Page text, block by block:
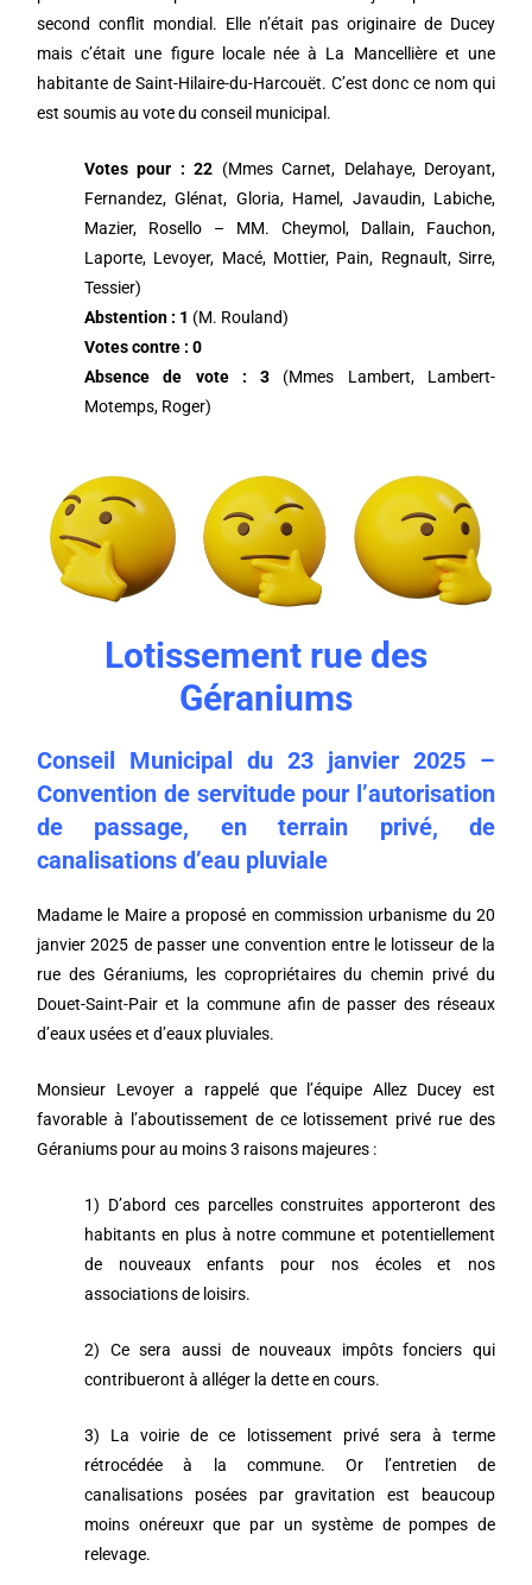
second conflit mondial. Elle n’était pas originaire de Ducey
mais c’était une figure locale née à La Mancellière et une
habitante de Saint-Hilaire-du-Harcouët. C’est donc ce nom qui
est soumis au vote du conseil municipal.
Votes pour : 22 (Mmes Carnet, Delahaye, Deroyant,
Fernandez, Glénat, Gloria, Hamel, Javaudin, Labiche,
Mazier, Rosello – MM. Cheymol, Dallain, Fauchon,
Laporte, Levoyer, Macé, Mottier, Pain, Regnault, Sirre,
Tessier)
Abstention : 1 (M. Rouland)
Votes contre : 0
Absence de vote : 3 (Mmes Lambert, Lambert-
Motemps, Roger)
Lotissement rue des
Géraniums
Conseil Municipal du 23 janvier 2025 –
Convention de servitude pour l’autorisation
de passage, en terrain privé, de
canalisations d’eau pluviale
Madame le Maire a proposé en commission urbanisme du 20
janvier 2025 de passer une convention entre le lotisseur de la
rue des Géraniums, les copropriétaires du chemin privé du
Douet-Saint-Pair et la commune afin de passer des réseaux
d’eaux usées et d’eaux pluviales.
Monsieur Levoyer a rappelé que l’équipe Allez Ducey est
favorable à l’aboutissement de ce lotissement privé rue des
Géraniums pour au moins 3 raisons majeures :
1) D’abord ces parcelles construites apporteront des
habitants en plus à notre commune et potentiellement
de nouveaux enfants pour nos écoles et nos
associations de loisirs.
2) Ce sera aussi de nouveaux impôts fonciers qui
contribueront à alléger la dette en cours.
3) La voirie de ce lotissement privé sera à terme
rétrocédée à la commune. Or l’entretien de
canalisations posées par gravitation est beaucoup
moins onéreuxr que par un système de pompes de
relevage.